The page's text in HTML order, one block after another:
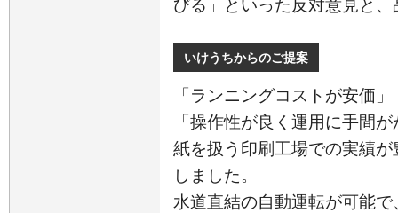
びる」といった反対意見と
いけうちからのご提案
「ランニングコストが安価
「操作性が良く運用に手間
紙を扱う印刷工場での実績
しました。
水道直結の自動運転が可能